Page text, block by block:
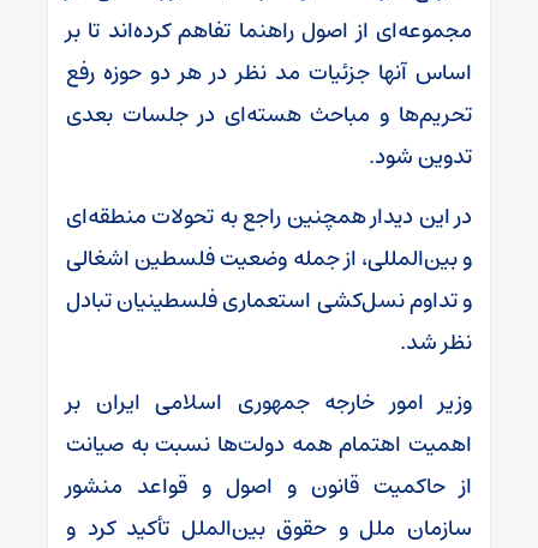
مجموعه‌ای از اصول راهنما تفاهم کرده‌اند تا بر
اساس آنها جزئیات مد نظر در هر دو حوزه رفع
تحریم‌ها و مباحث هسته‌ای در جلسات بعدی
تدوین شود.
در این دیدار همچنین راجع به تحولات منطقه‌ای
و بین‌المللی، از جمله وضعیت فلسطین اشغالی
و تداوم نسل‌کشی استعماری فلسطینیان تبادل
نظر شد.
وزیر امور خارجه جمهوری اسلامی ایران بر
اهمیت اهتمام همه دولت‌ها نسبت به صیانت
از حاکمیت قانون و اصول و قواعد منشور
سازمان ملل و حقوق بین‌الملل تأکید کرد و